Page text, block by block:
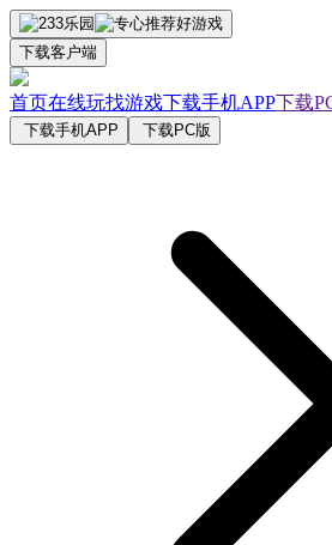
下载客户端
首页在线玩找游戏下载手机APP下载
下载手机APP 下载PC版